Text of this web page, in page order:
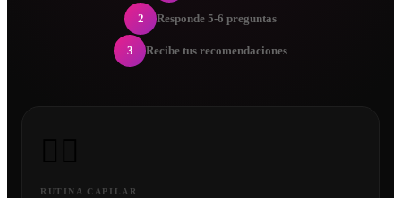
2 Responde 5-6 preguntas
3 Recibe tus recomendaciones
RUTINA CAPILAR